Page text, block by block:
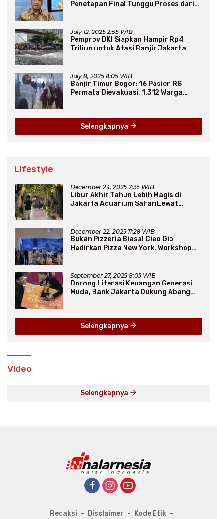
Penetapan Final Tunggu Proses dari
July 12, 2025 2:55 WIB
Pemprov DKI Siapkan Hampir Rp4
Triliun untuk Atasi Banjir Jakarta
July 8, 2025 8:05 WIB
Banjir Timur Bogor: 16 Pasien RS
Permata Dievakuasi, 1.312 Warga
Selengkapnya
Lifestyle
December 24, 2025 7:35 WIB
Libur Akhir Tahun Lebih Magis di
Jakarta Aquarium SafariLewat
December 22, 2025 11:28 WIB
Bukan Pizzeria Biasa! Ciao Gio
Hadirkan Pizza New York, Workshop
September 27, 2025 8:03 WIB
Dorong Literasi Keuangan Generasi
Muda, Bank Jakarta Dukung Abang
Selengkapnya
Video
Selengkapnya
Redaksi Disclaimer Kode Etik